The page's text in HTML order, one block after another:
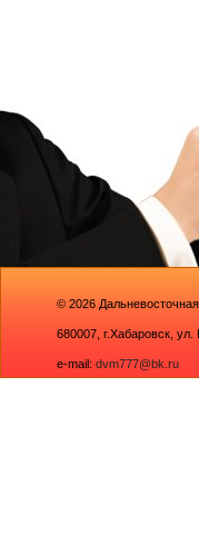
© 2026
680007, г.Хабаровск,
e-mail: dvm777@bk.ru